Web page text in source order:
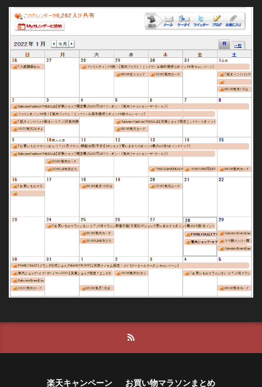
楽天キャンペーン お買い物マラソンまとめ